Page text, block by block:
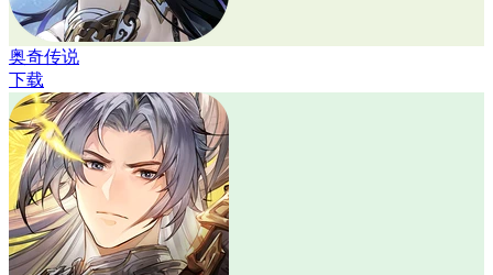
奥奇传说
下载